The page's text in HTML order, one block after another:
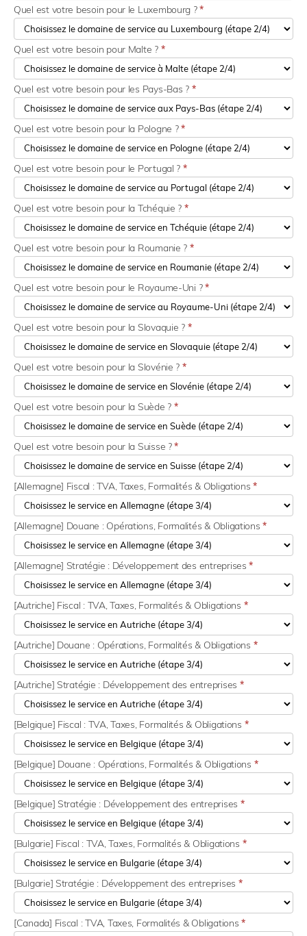
Quel est votre besoin pour le Luxembourg ?*
Quel est votre besoin pour Malte ? *
Quel est votre besoin pour les Pays-Bas ? *
Quel est votre besoin pour la Pologne ?*
Quel est votre besoin pour le Portugal ? *
Quel est votre besoin pour la Tchéquie ? *
Quel est votre besoin pour la Roumanie ? *
Quel est votre besoin pour le Royaume-Uni ?*
Quel est votre besoin pour la Slovaquie ? *
Quel est votre besoin pour la Slovénie ? *
Quel est votre besoin pour la Suède ? *
Quel est votre besoin pour la Suisse ?*
[Allemagne] Fiscal : TVA, Taxes, Formalités & Obligations*
[Allemagne] Douane : Opérations, Formalités & Obligations*
[Allemagne] Stratégie : Développement des entreprises*
[Autriche] Fiscal : TVA, Taxes, Formalités & Obligations *
[Autriche] Douane : Opérations, Formalités & Obligations *
[Autriche] Stratégie : Développement des entreprises *
[Belgique] Fiscal : TVA, Taxes, Formalités & Obligations *
[Belgique] Douane : Opérations, Formalités & Obligations *
[Belgique] Stratégie : Développement des entreprises *
[Bulgarie] Fiscal : TVA, Taxes, Formalités & Obligations *
[Bulgarie] Stratégie : Développement des entreprises *
[Canada] Fiscal : TVA, Taxes, Formalités & Obligations*